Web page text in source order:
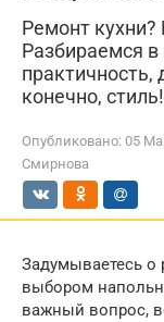
Ремонт кухни?
Разбираемся в
практичность,
конечно,
Опубликовано: 05
Смирнова
Задумываетесь о
выбором
важный вопрос,